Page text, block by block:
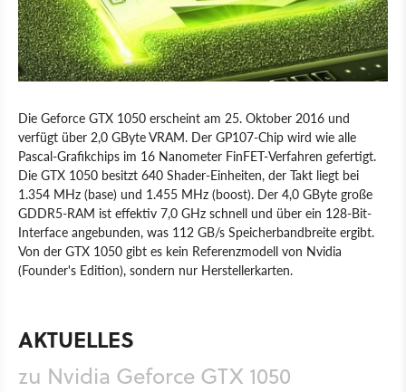
Die Geforce GTX 1050 erscheint am 25. Oktober 2016 und
verfügt über 2,0 GByte VRAM. Der GP107-Chip wird wie alle
Pascal-Grafikchips im 16 Nanometer FinFET-Verfahren gefertigt.
Die GTX 1050 besitzt 640 Shader-Einheiten, der Takt liegt bei
1.354 MHz (base) und 1.455 MHz (boost). Der 4,0 GByte große
GDDR5-RAM ist effektiv 7,0 GHz schnell und über ein 128-Bit-
Interface angebunden, was 112 GB/s Speicherbandbreite ergibt.
Von der GTX 1050 gibt es kein Referenzmodell von Nvidia
(Founder's Edition), sondern nur Herstellerkarten.
AKTUELLES
zu Nvidia Geforce GTX 1050